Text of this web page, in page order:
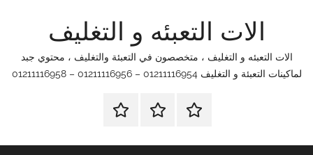
الات التعبئه و التغليف
الات التعبئه و التغليف ، متخصصون في التعبئة والتغليف ، محتوي جبد
لماكينات التعبئة و التغليف 01211116954 – 01211116956 – 01211116958
الرئيسيةاتصل
اتـصـل
في